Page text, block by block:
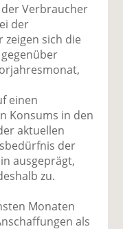
Verbraucher
der
zeigen sich die
einen
Konsums in den
aktuellen
der
ausgeprägt,
zu.
Monaten
als